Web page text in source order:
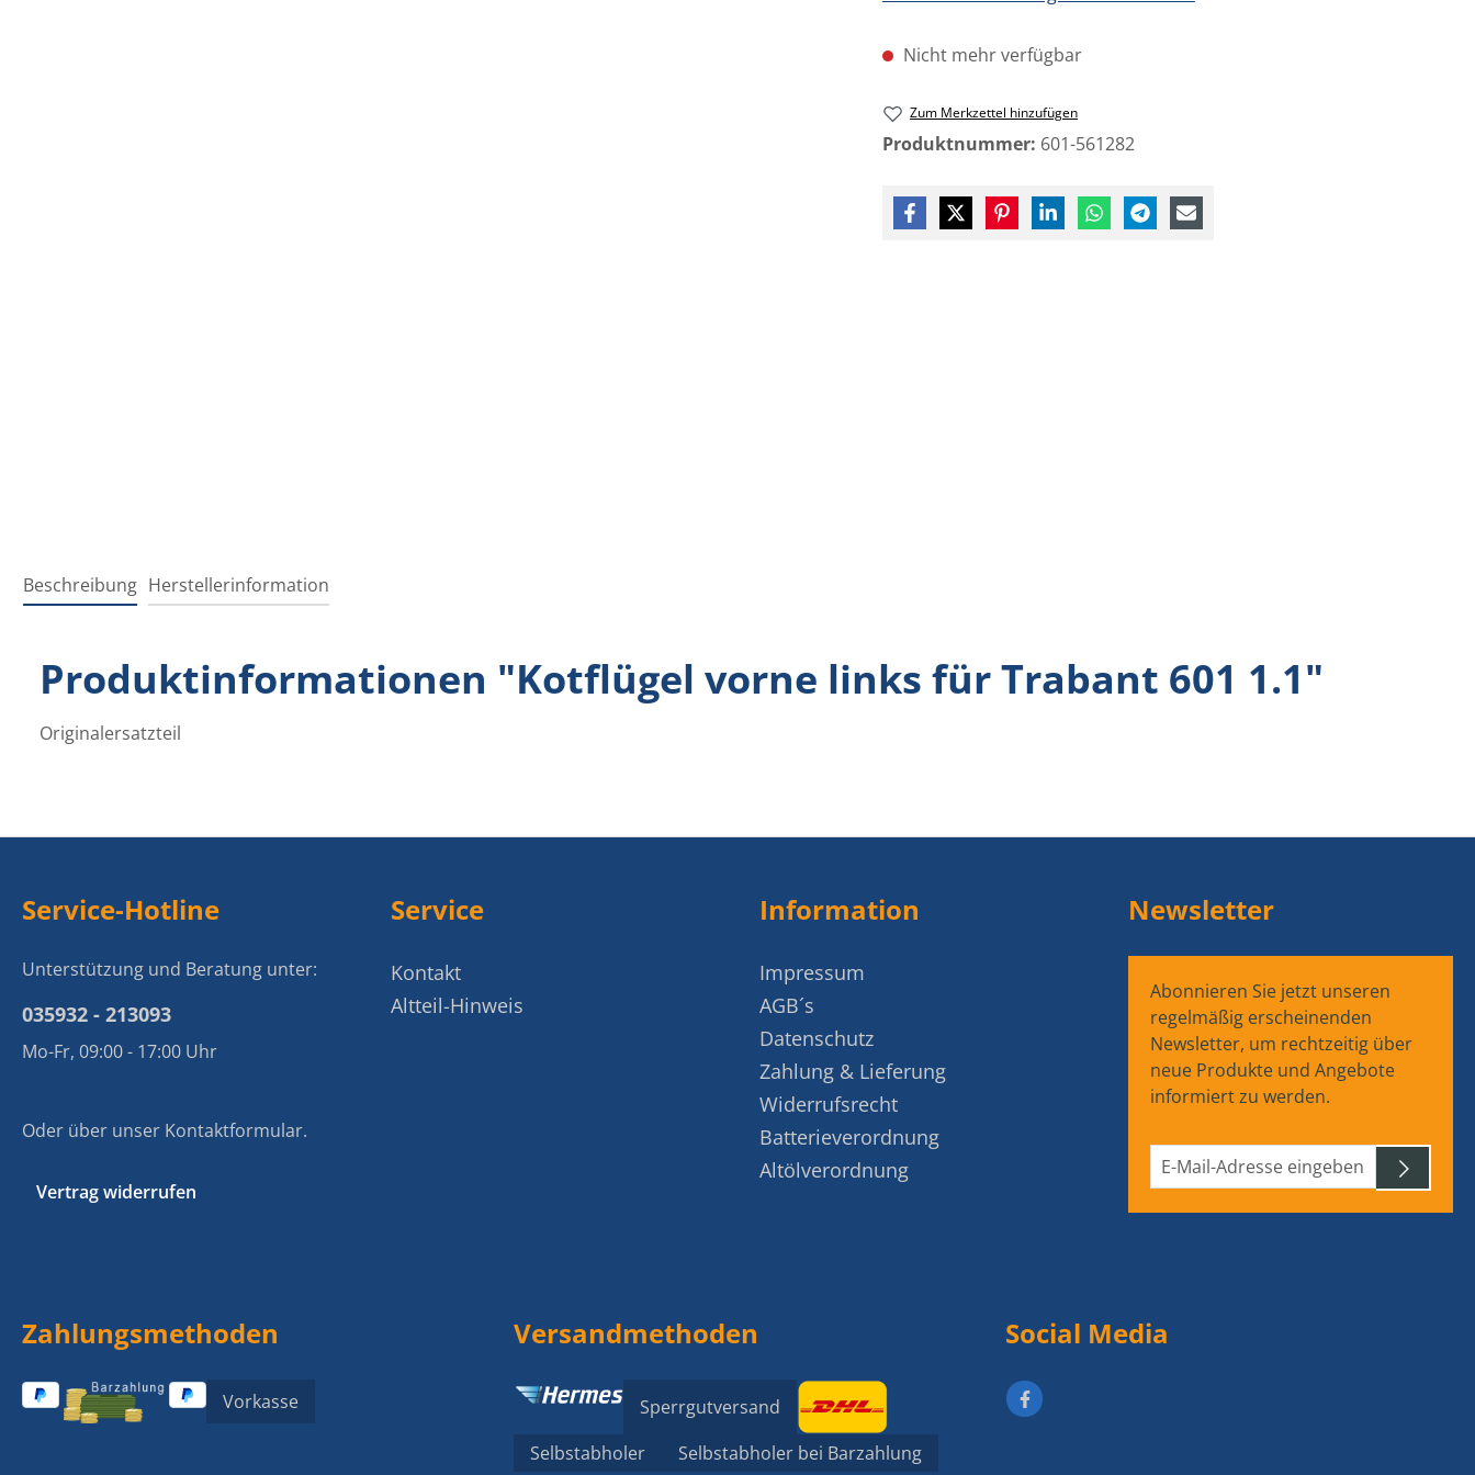
Nicht mehr verfügbar
Zum Merkzettel hinzufügen
Produktnummer: 601-561282
Beschreibung Herstellerinformation
Produktinformationen "Kotflügel vorne links für Trabant 601 1.1"
Originalersatzteil
Service-Hotline
Unterstützung und Beratung unter:
035932 - 213093
Mo-Fr, 09:00 - 17:00 Uhr
Oder über unser Kontaktformular.
Vertrag widerrufen
Service
Kontakt
Altteil-Hinweis
Information
Impressum
AGB´s
Datenschutz
Zahlung & Lieferung
Widerrufsrecht
Batterieverordnung
Altölverordnung
Newsletter
Abonnieren Sie jetzt unseren
regelmäßig erscheinenden
Newsletter, um rechtzeitig über
neue Produkte und Angebote
informiert zu werden.
Zahlungsmethoden
Vorkasse
Versandmethoden
Sperrgutversand
Selbstabholer
Selbstabholer bei Barzahlung
Social Media